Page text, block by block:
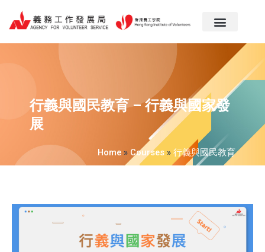
行義與國民教育 – 行義與國家發
展
Home » Courses » 行義與國民教育